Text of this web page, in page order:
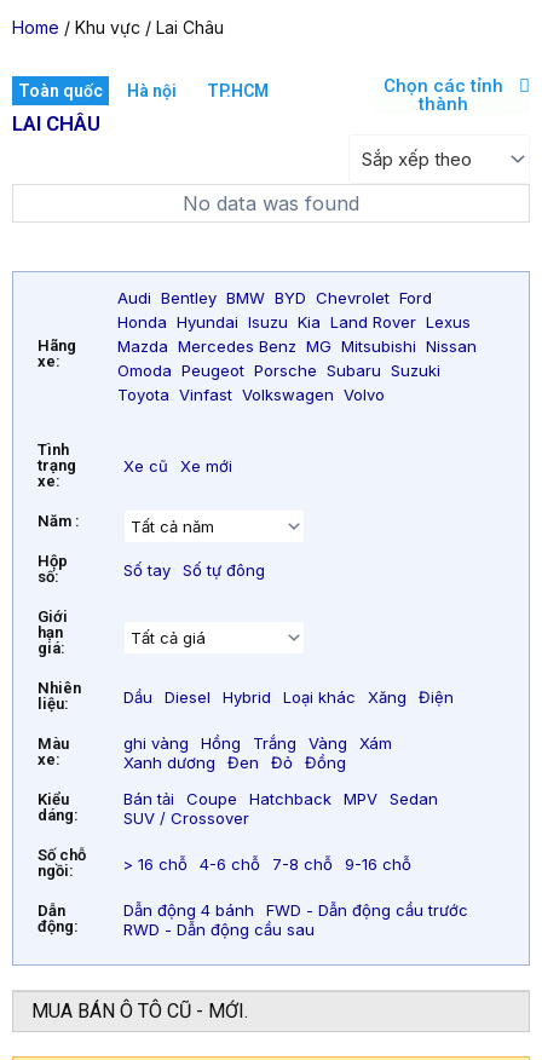
Home / Khu vực / Lai Châu
Toàn quốc Hà nội TP.HCM
Chọn các tỉnh
thành
LAI CHÂU
No data was found
Hãng
xe:
Audi Bentley BMW BYD Chevrolet Ford
Honda Hyundai Isuzu Kia Land Rover Lexus
Mazda Mercedes Benz MG Mitsubishi Nissan
Omoda Peugeot Porsche Subaru Suzuki
Toyota Vinfast Volkswagen Volvo
Tình
trạng
xe:
Xe cũ Xe mới
Năm :
Hộp
số:
Số tay Số tự đông
Giới
hạn
giá:
Nhiên
liệu:
Dầu Diesel Hybrid Loại khác Xăng Điện
Màu
xe:
ghi vàng Hồng Trắng Vàng
Xám
Xanh dương
Đen Đỏ Đồng
Kiểu
dáng:
Bán tải Coupe Hatchback MPV
Sedan
SUV / Crossover
Số chỗ
ngồi:
> 16 chỗ 4-6 chỗ 7-8 chỗ 9-16 chỗ
Dẫn
động:
Dẫn động 4 bánh
FWD - Dẫn động cầu trước
RWD - Dẫn động cầu sau
MUA BÁN Ô TÔ CŨ - MỚI.